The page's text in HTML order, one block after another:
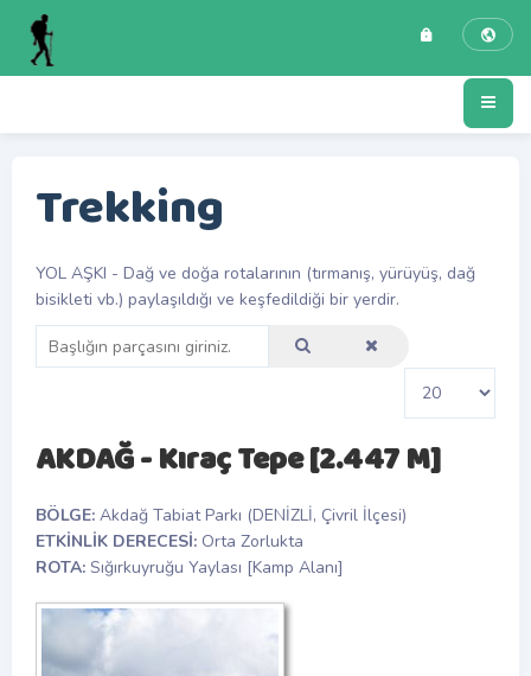
Trekking
YOL AŞKI - Dağ ve doğa rotalarının (tırmanış, yürüyüş, dağ
bisikleti vb.) paylaşıldığı ve keşfedildiği bir yerdir.
AKDAĞ - Kıraç Tepe [2.447 M]
BÖLGE: Akdağ Tabiat Parkı (DENİZLİ, Çivril İlçesi)
ETKİNLİK DERECESİ: Orta Zorlukta
ROTA: Sığırkuyruğu Yaylası [Kamp Alanı]